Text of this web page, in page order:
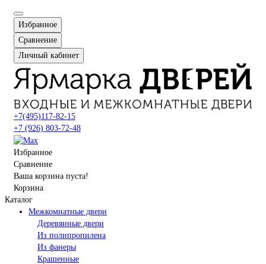
Избранное
Сравнение
Личный кабинет
+7(495)117-82-15
+7 (926) 803-72-48
Избранное
Сравнение
Ваша корзина пуста!
Корзина
Каталог
Межкомнатные двери
Деревянные двери
Из полипропилена
Из фанеры
Крашенные